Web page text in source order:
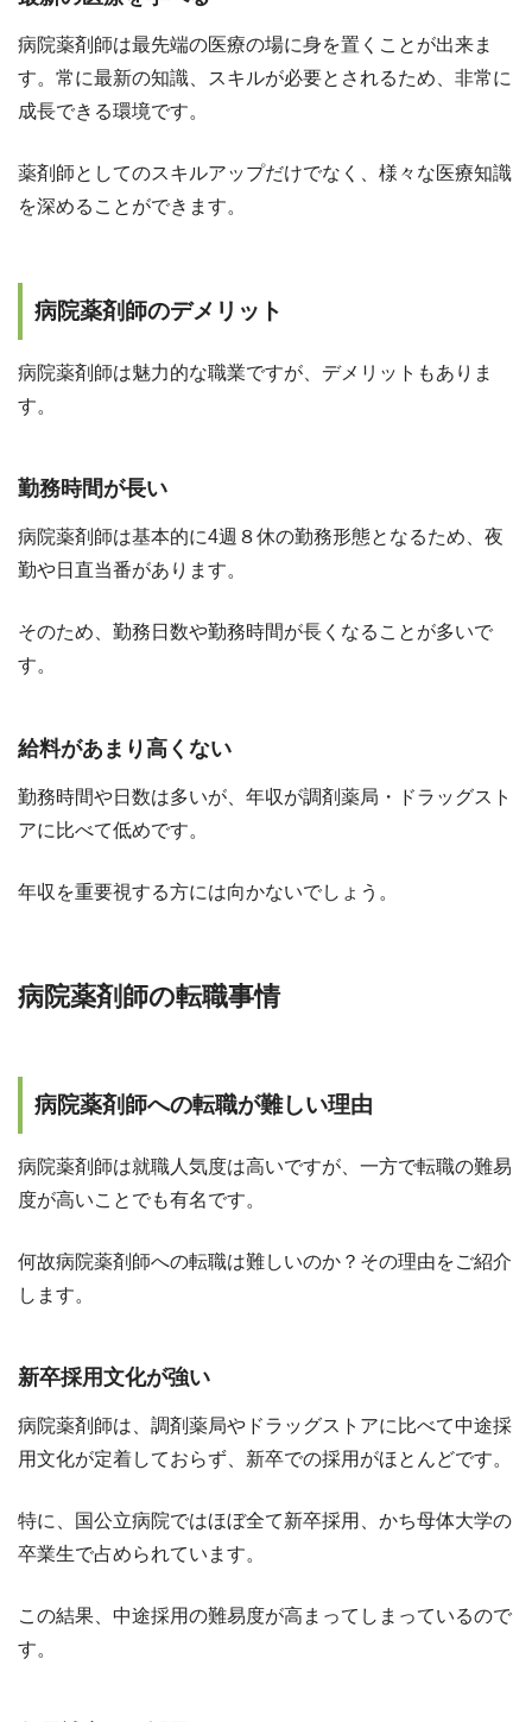
病院薬剤師は最先端の医療の場に身を置くことが出来ま
す。常に最新の知識、スキルが必要とされるため、非常に
成長できる環境です。
薬剤師としてのスキルアップだけでなく、様々な医療知識
を深めることができます。
病院薬剤師のデメリット
病院薬剤師は魅力的な職業ですが、デメリットもありま
す。
勤務時間が長い
病院薬剤師は基本的に4週８休の勤務形態となるため、夜
勤や日直当番があります。
そのため、勤務日数や勤務時間が長くなることが多いで
す。
給料があまり高くない
勤務時間や日数は多いが、年収が調剤薬局・ドラッグスト
アに比べて低めです。
年収を重要視する方には向かないでしょう。
病院薬剤師の転職事情
病院薬剤師への転職が難しい理由
病院薬剤師は就職人気度は高いですが、一方で転職の難易
度が高いことでも有名です。
何故病院薬剤師への転職は難しいのか？その理由をご紹介
します。
新卒採用文化が強い
病院薬剤師は、調剤薬局やドラッグストアに比べて中途採
用文化が定着しておらず、新卒での採用がほとんどです。
特に、国公立病院ではほぼ全て新卒採用、かち母体大学の
卒業生で占められています。
この結果、中途採用の難易度が高まってしまっているので
す。